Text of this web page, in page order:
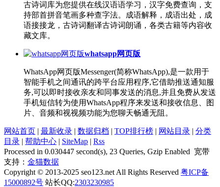
古诗词库为您提供在线汉语语学习，汉字免费查询，支
持部首拼音笔画多种查字法。成语解释，成语出处，成
语接接龙，古诗词翻译古诗词朗诵，各类古籍等内容收
藏文库。
whatsapp网页版
WhatsApp网页版Messenger(简称WhatsApp),是一款用于
智能手机之间通讯的跨平台应用程序,它借助推送通知服
务,可以即时接收亲友和同事发送的消息,并且免费从发送
手机短信转为使用WhatsApp程序来发送和接收信息、图
片、音频和视视频功能为您聊天畅通无阻。
网站首页 | 最新收录 | 数据归档 | TOP排行榜 | 网站目录 | 分类
目录 | 帮助中心 | SiteMap | Rss
Processed in 0.030447 second(s), 23 Queries, Gzip Enabled 宽带
支持： 金猫数据
Copyright © 2013-2025 seo123.net All Rights Reserved 粤ICP备
15000892号 站长QQ:2303230985